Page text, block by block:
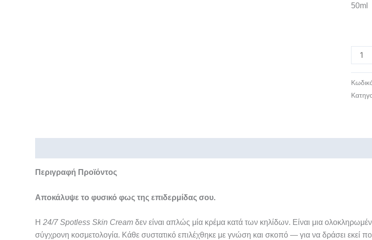
50ml
Περιγραφή Προϊόντος
Αποκάλυψε το φυσικό φως της επιδερμίδας σου.
Η 24/7 Spotless Skin Cream δεν είναι απλώς μία κρέμα κατά των κηλίδων. Είναι μια
σύγχρονη κοσμετολογία. Κάθε συστατικό επιλέχθηκε με γνώση και σκοπό — για να δράσει εκεί